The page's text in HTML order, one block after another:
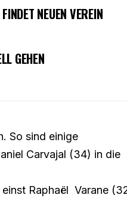
NEUEN VEREIN
GEHEN
So sind einige
Carvajal (34) in die
Raphaël Varane